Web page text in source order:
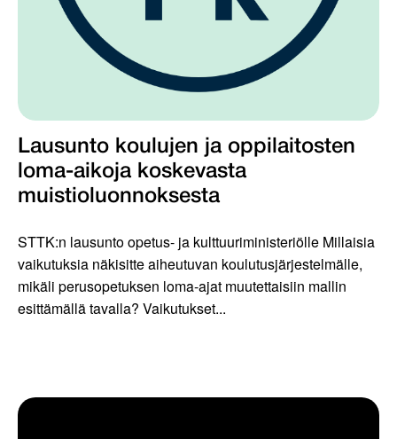
Lausunto koulujen ja oppilaitosten
loma-aikoja koskevasta
muistioluonnoksesta
STTK:n lausunto opetus- ja kulttuuriministeriölle Millaisia
vaikutuksia näkisitte aiheutuvan koulutusjärjestelmälle,
mikäli perusopetuksen loma-ajat muutettaisiin mallin
esittämällä tavalla? Vaikutukset...